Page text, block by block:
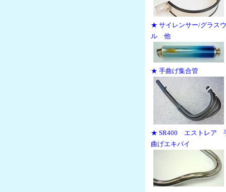
★ サイレンサー/グラス
ル 他
★ 手曲げ集合管
★ SR400 エストレア
曲げエキパイ